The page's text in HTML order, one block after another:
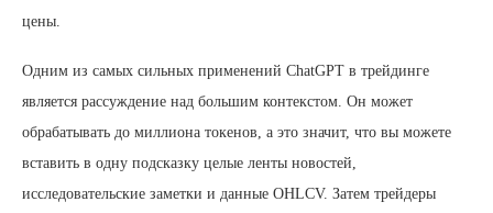
цены.
Одним из самых сильных применений ChatGPT в трейдинге
является рассуждение над большим контекстом. Он может
обрабатывать до миллиона токенов, а это значит, что вы можете
вставить в одну подсказку целые ленты новостей,
исследовательские заметки и данные OHLCV. Затем трейдеры